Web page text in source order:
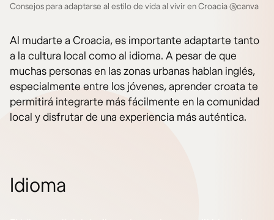
Consejos para adaptarse al estilo de vida al vivir en Croacia @canva
Al mudarte a Croacia, es importante adaptarte tanto
a la cultura local como al idioma. A pesar de que
muchas personas en las zonas urbanas hablan inglés,
especialmente entre los jóvenes, aprender croata te
permitirá integrarte más fácilmente en la comunidad
local y disfrutar de una experiencia más auténtica.
Idioma